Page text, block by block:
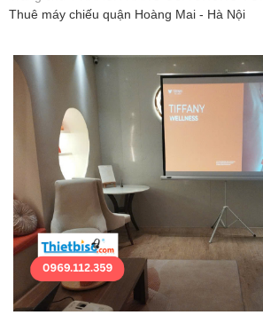
Thuê máy chiếu quận Hoàng Mai - Hà Nội